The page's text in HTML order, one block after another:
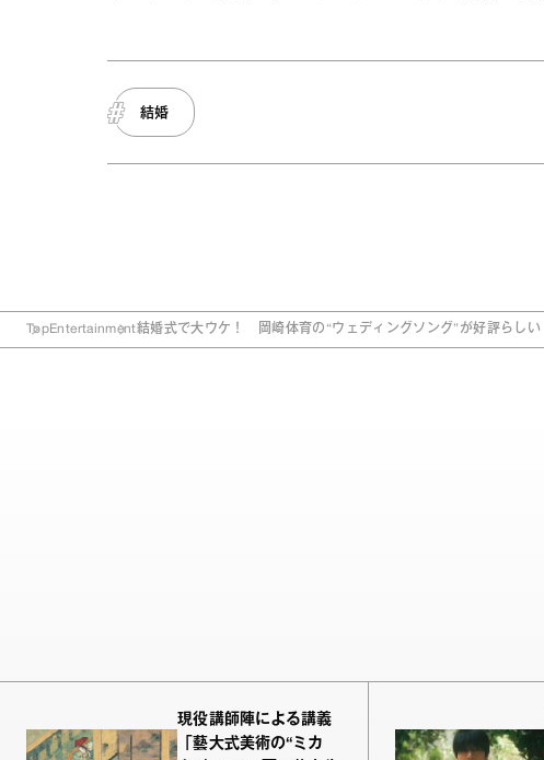
結婚
TopEntertainment結婚式で大ウケ！ 岡崎体育の“ウェディングソング”が好評らしい
現役講師陣による講義
「藝大式美術の“ミカ